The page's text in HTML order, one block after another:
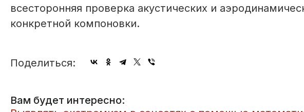
всесторонняя проверка акустических и
конкретной компоновки.
Поделиться:
Вам будет интересно: